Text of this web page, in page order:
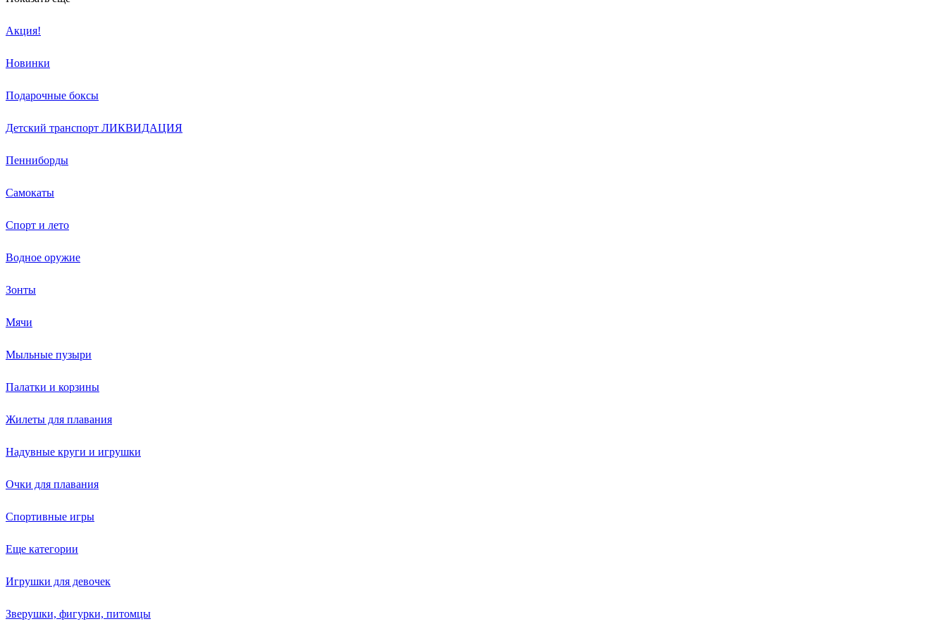
Акция!
Новинки
Подарочные боксы
Детский транспорт ЛИКВИДАЦИЯ
Пенниборды
Самокаты
Спорт и лето
Водное оружие
Зонты
Мячи
Мыльные пузыри
Палатки и корзины
Жилеты для плавания
Надувные круги и игрушки
Очки для плавания
Спортивные игры
Еще категории
Игрушки для девочек
Зверушки, фигурки, питомцы